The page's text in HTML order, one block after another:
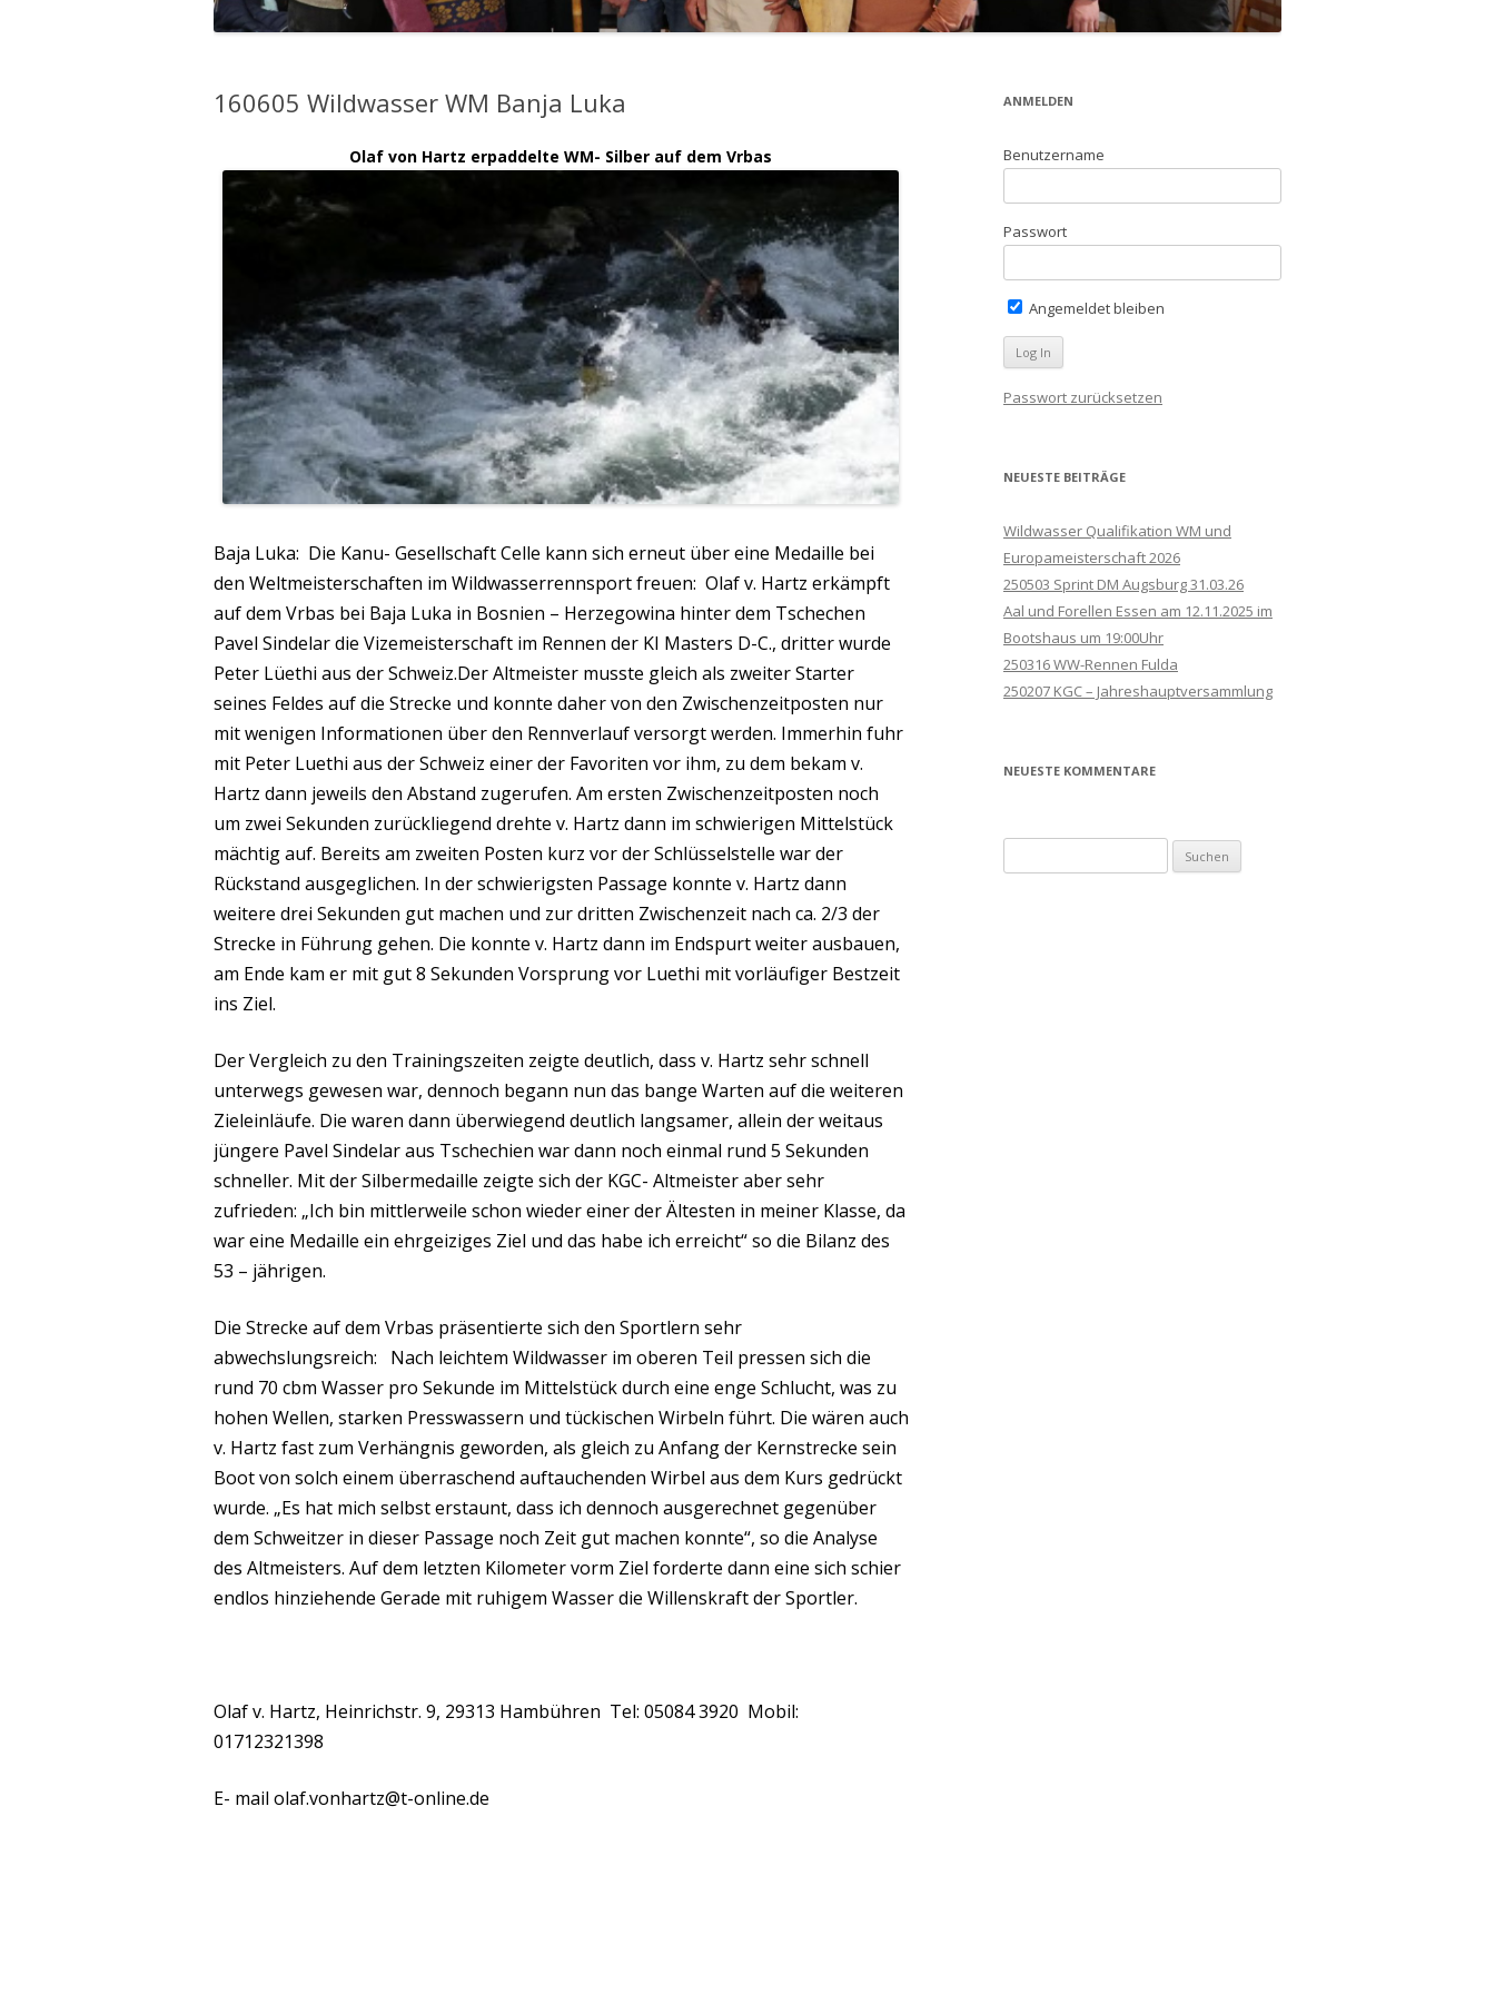
160605 Wildwasser WM Banja Luka
Olaf von Hartz erpaddelte WM- Silber auf demVrbas
Baja Luka: Die Kanu- Gesellschaft Celle kann sich erneut über eine Medaille bei
den Weltmeisterschaften im Wildwasserrennsport freuen: Olaf v. Hartz erkämpft
auf dem Vrbas bei Baja Luka in Bosnien – Herzegowina hinter dem Tschechen
Pavel Sindelar die Vizemeisterschaft im Rennen der KI Masters D-C., dritter wurde
Peter Lüethi aus der Schweiz.Der Altmeister musste gleich als zweiter Starter
seines Feldes auf die Strecke und konnte daher von den Zwischenzeitposten nur
mit wenigen Informationen über den Rennverlauf versorgt werden. Immerhin fuhr
mit Peter Luethi aus der Schweiz einer der Favoriten vor ihm, zu dem bekam v.
Hartz dann jeweils den Abstand zugerufen. Am ersten Zwischenzeitposten noch
um zwei Sekunden zurückliegend drehte v. Hartz dann im schwierigen Mittelstück
mächtig auf. Bereits am zweiten Posten kurz vor der Schlüsselstelle war der
Rückstand ausgeglichen. In der schwierigsten Passage konnte v. Hartz dann
weitere drei Sekunden gut machen und zur dritten Zwischenzeit nach ca. 2/3 der
Strecke in Führung gehen. Die konnte v. Hartz dann im Endspurt weiter ausbauen,
am Ende kam er mit gut 8 Sekunden Vorsprung vor Luethi mit vorläufiger Bestzeit
ins Ziel.
Der Vergleich zu den Trainingszeiten zeigte deutlich, dass v. Hartz sehr schnell
unterwegs gewesen war, dennoch begann nun das bange Warten auf die weiteren
Zieleinläufe. Die waren dann überwiegend deutlich langsamer, allein der weitaus
jüngere Pavel Sindelar aus Tschechien war dann noch einmal rund 5 Sekunden
schneller. Mit der Silbermedaille zeigte sich der KGC- Altmeister aber sehr
zufrieden: „Ich bin mittlerweile schon wieder einer der Ältesten in meiner Klasse, da
war eine Medaille ein ehrgeiziges Ziel und das habe ich erreicht“ so die Bilanz des
53 – jährigen.
Die Strecke auf dem Vrbas präsentierte sich den Sportlern sehr
abwechslungsreich: Nach leichtem Wildwasser im oberen Teil pressen sich die
rund 70 cbm Wasser pro Sekunde im Mittelstück durch eine enge Schlucht, was zu
hohen Wellen, starken Presswassern und tückischen Wirbeln führt. Die wären auch
v. Hartz fast zum Verhängnis geworden, als gleich zu Anfang der Kernstrecke sein
Boot von solch einem überraschend auftauchenden Wirbel aus dem Kurs gedrückt
wurde. „Es hat mich selbst erstaunt, dass ich dennoch ausgerechnet gegenüber
dem Schweitzer in dieser Passage noch Zeit gut machen konnte“, so die Analyse
des Altmeisters. Auf dem letzten Kilometer vorm Ziel forderte dann eine sich schier
endlos hinziehende Gerade mit ruhigem Wasser die Willenskraft der Sportler.
Olaf v. Hartz, Heinrichstr. 9, 29313 Hambühren Tel: 05084 3920 Mobil:
01712321398
E- mail olaf.vonhartz@t-online.de
ANMELDEN
Benutzername
Passwort
Angemeldet bleiben
Passwort zurücksetzen
NEUESTE BEITRÄGE
Wildwasser Qualifikation WM und
Europameisterschaft 2026
250503 Sprint DM Augsburg 31.03.26
Aal und Forellen Essen am 12.11.2025 im
Bootshaus um 19:00Uhr
250316 WW-Rennen Fulda
250207 KGC – Jahreshauptversammlung
NEUESTE KOMMENTARE
nach: